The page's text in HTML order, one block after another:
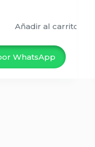
Añadir al carrito
WhatsApp